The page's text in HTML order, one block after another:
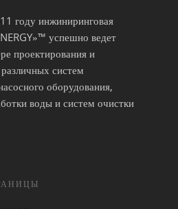
году инжиниринговая
успешно ведет
проектирования и
систем
оборудования,
воды и систем очистки